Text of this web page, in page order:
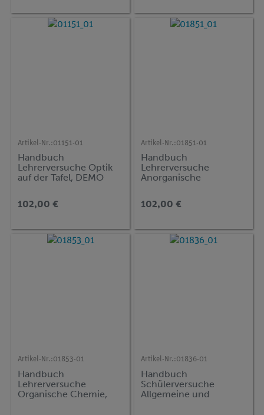
Artikel-Nr.:01151-01
Handbuch
Lehrerversuche Optik
auf der Tafel, DEMO
102,00 €
Artikel-Nr.:01851-01
Handbuch
Lehrerversuche
Anorganische
102,00 €
Artikel-Nr.:01853-01
Handbuch
Lehrerversuche
Organische Chemie,
Artikel-Nr.:01836-01
Handbuch
Schülerversuche
Allgemeine und